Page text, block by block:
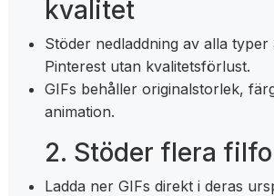
kvalitet
Stöder nedladdning av alla typer
Pinterest utan kvalitetsförlust.
GIFs behåller originalstorlek,
animation.
2. Stöder flera
Ladda ner GIFs direkt i deras